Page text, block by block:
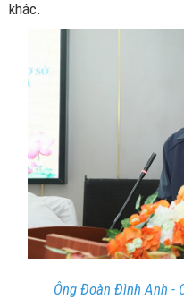
khác.
Ông Đoàn Đình Anh -